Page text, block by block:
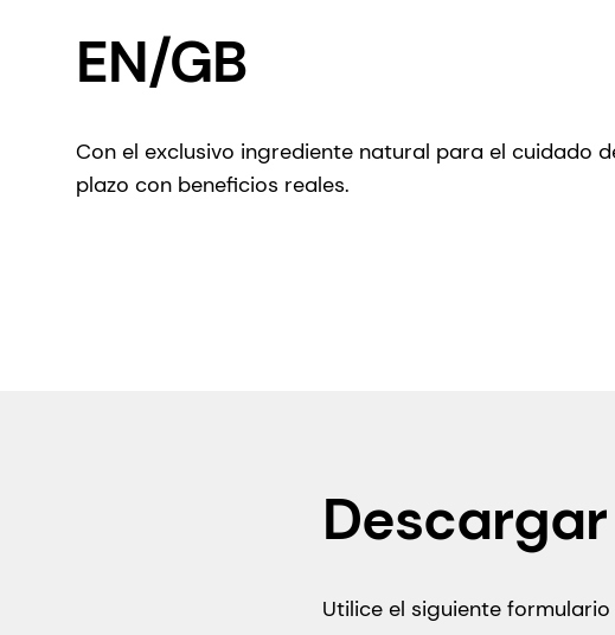
EN/GB
Con el exclusivo ingrediente natural para el cuidado
plazo con beneficios reales.
Utilice el siguiente